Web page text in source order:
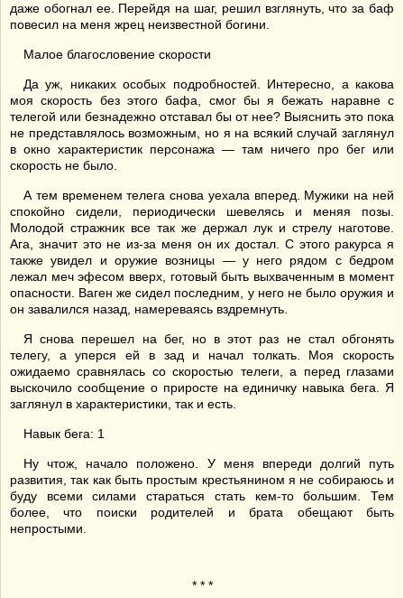
даже обогнал ее. Перейдя на шаг, решил взглянуть, что за баф
повесил на меня жрец неизвестной богини.
Малое благословение скорости
Да уж, никаких особых подробностей. Интересно, а какова
моя скорость без этого бафа, смог бы я бежать наравне с
телегой или безнадежно отставал бы от нее? Выяснить это пока
не представлялось возможным, но я на всякий случай заглянул
в окно характеристик персонажа — там ничего про бег или
скорость не было.
А тем временем телега снова уехала вперед. Мужики на ней
спокойно сидели, периодически шевелясь и меняя позы.
Молодой стражник все так же держал лук и стрелу наготове.
Ага, значит это не из-за меня он их достал. С этого ракурса я
также увидел и оружие возницы — у него рядом с бедром
лежал меч эфесом вверх, готовый быть выхваченным в момент
опасности. Ваген же сидел последним, у него не было оружия и
он завалился назад, намереваясь вздремнуть.
Я снова перешел на бег, но в этот раз не стал обгонять
телегу, а уперся ей в зад и начал толкать. Моя скорость
ожидаемо сравнялась со скоростью телеги, а перед глазами
выскочило сообщение о приросте на единичку навыка бега. Я
заглянул в характеристики, так и есть.
Навык бега: 1
Ну чтож, начало положено. У меня впереди долгий путь
развития, так как быть простым крестьянином я не собираюсь и
буду всеми силами стараться стать кем-то большим. Тем
более, что поиски родителей и брата обещают быть
непростыми.
* * *